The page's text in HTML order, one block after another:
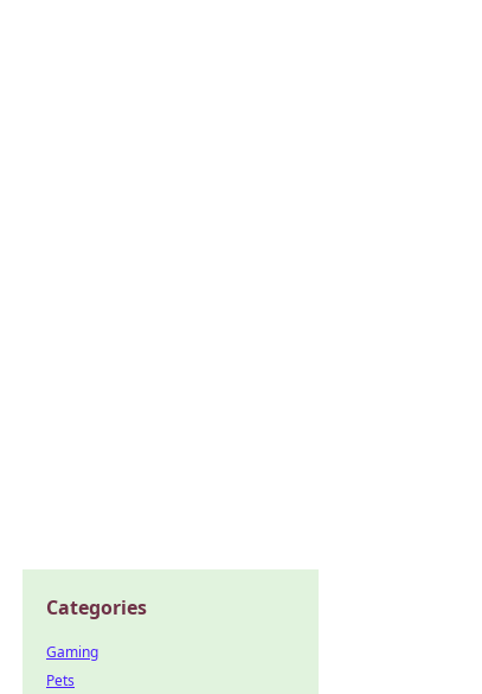
Categories
Gaming
Pets